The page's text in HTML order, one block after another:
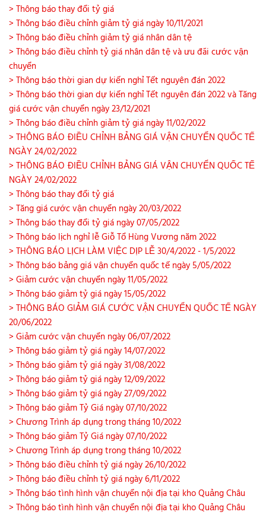
> Thông báo thay đổi tỷ giá
> Thông báo điều chỉnh giảm tỷ giá ngày 10/11/2021
> Thông báo điều chỉnh giảm tỷ giá nhân dân tệ
> Thông báo điều chỉnh tỷ giá nhân dân tệ và ưu đãi cước vận
chuyển
> Thông báo thời gian dự kiến nghỉ Tết nguyên đán 2022
> Thông báo thời gian dự kiến nghỉ Tết nguyên đán 2022 và Tăng
giá cước vận chuyển ngày 23/12/2021
> Thông báo điều chỉnh giảm tỷ giá ngày 11/02/2022
> THÔNG BÁO ĐIỀU CHỈNH BẢNG GIÁ VẬN CHUYỂN QUỐC TẾ
NGÀY 24/02/2022
> THÔNG BÁO ĐIỀU CHỈNH BẢNG GIÁ VẬN CHUYỂN QUỐC TẾ
NGÀY 24/02/2022
> Thông báo thay đổi tỷ giá
> Tăng giá cước vận chuyển ngày 20/03/2022
> Thông báo thay đổi tỷ giá ngày 07/05/2022
> Thông báo lịch nghỉ lễ Giỗ Tổ Hùng Vương năm 2022
> THÔNG BÁO LỊCH LÀM VIỆC DỊP LỄ 30/4/2022 - 1/5/2022
> Thông báo bảng giá vận chuyển quốc tế ngày 5/05/2022
> Giảm cước vận chuyển ngày 11/05/2022
> Thông báo giảm tỷ giá ngày 15/05/2022
> THÔNG BÁO GIẢM GIÁ CƯỚC VẬN CHUYỂN QUỐC TẾ NGÀY
20/06/2022
> Giảm cước vận chuyển ngày 06/07/2022
> Thông báo giảm tỷ giá ngày 14/07/2022
> Thông báo giảm tỷ giá ngày 31/08/2022
> Thông báo giảm tỷ giá ngày 12/09/2022
> Thông báo giảm tỷ giá ngày 27/09/2022
> Thông báo giảm Tỷ Giá ngày 07/10/2022
> Chương Trình áp dụng trong tháng 10/2022
> Thông báo giảm Tỷ Giá ngày 07/10/2022
> Chương Trình áp dụng trong tháng 10/2022
> Thông báo điều chỉnh tỷ giá ngày 26/10/2022
> Thông báo điều chỉnh tỷ giá ngày 6/11/2022
> Thông báo tình hình vận chuyển nội địa tại kho Quảng Châu
> Thông báo tình hình vận chuyển nội địa tại kho Quảng Châu